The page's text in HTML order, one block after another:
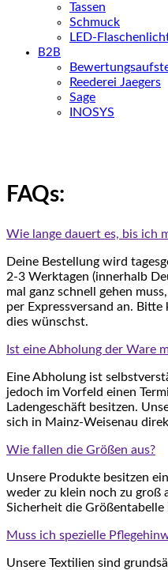
Tassen
Schmuck
LED-
B2B
Reederei Jaegers
Sage
INOSYS
FAQs:
Wie lange dauert es, bis ich
Deine Bestellung wird
2-3 Werktagen (innerhalb
mal ganz schnell gehen
per Expressversand an.
dies wünschst.
Ist eine Abholung der Ware
Eine Abholung ist
jedoch im Vorfeld einen
Ladengeschäft besitzen.
sich in Mainz-Weisenau
Wie fallen die Größen aus?
Unsere Produkte besitzen
weder zu klein noch zu groß
Sicherheit die
Muss ich spezielle
Unsere Textilien sind